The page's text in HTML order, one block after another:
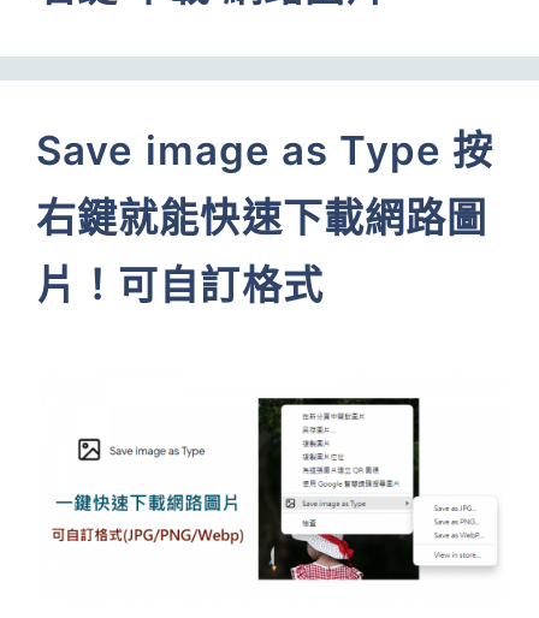
Save image as Type 按
右鍵就能快速下載網路圖
片！可自訂格式